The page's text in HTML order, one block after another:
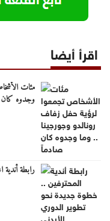
اقرأ أيضا
مئات
وجدوه
رابطة